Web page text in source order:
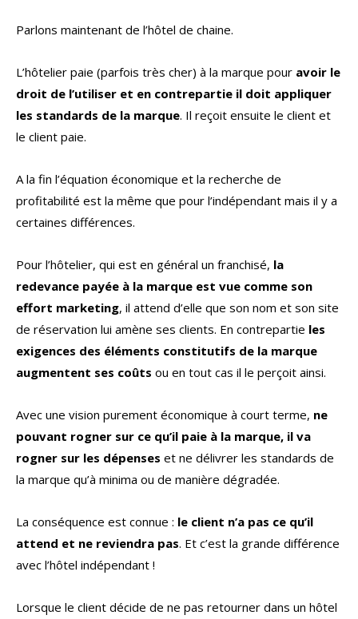
Parlons maintenant de l’hôtel de chaine.
L’hôtelier paie (parfois très cher) à la marque pour avoir le
droit de l’utiliser et en contrepartie il doit appliquer
les standards de la marque. Il reçoit ensuite le client et
le client paie.
A la fin l’équation économique et la recherche de
profitabilité est la même que pour l’indépendant mais il y a
certaines différences.
Pour l’hôtelier, qui est en général un franchisé, la
redevance payée à la marque est vue comme son
effort marketing, il attend d’elle que son nom et son site
de réservation lui amène ses clients. En contrepartie les
exigences des éléments constitutifs de la marque
augmentent ses coûts ou en tout cas il le perçoit ainsi.
Avec une vision purement économique à court terme, ne
pouvant rogner sur ce qu’il paie à la marque, il va
rogner sur les dépenses et ne délivrer les standards de
la marque qu’à minima ou de manière dégradée.
La conséquence est connue : le client n’a pas ce qu’il
attend et ne reviendra pas. Et c’est la grande différence
avec l’hôtel indépendant !
Lorsque le client décide de ne pas retourner dans un hôtel